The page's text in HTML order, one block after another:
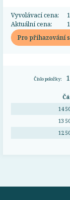
Vyvolávací cena:
Aktuální cena:
Pro přihazování
Číslo položky:
14
13
12